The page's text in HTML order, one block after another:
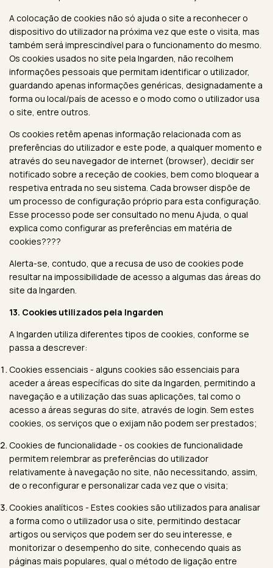
A colocação de cookies não só ajuda o site a reconhecer o
dispositivo do utilizador na próxima vez que este o visita, mas
também será imprescindível para o funcionamento do mesmo.
Os cookies usados no site pela Ingarden, não recolhem
informações pessoais que permitam identificar o utilizador,
guardando apenas informações genéricas, designadamente a
forma ou local/país de acesso e o modo como o utilizador usa
o site, entre outros.
Os cookies retêm apenas informação relacionada com as
preferências do utilizador e este pode, a qualquer momento e
através do seu navegador de internet (browser), decidir ser
notificado sobre a receção de cookies, bem como bloquear a
respetiva entrada no seu sistema. Cada browser dispõe de
um processo de configuração próprio para esta configuração.
Esse processo pode ser consultado no menu Ajuda, o qual
explica como configurar as preferências em matéria de
cookies????
Alerta-se, contudo, que a recusa de uso de cookies pode
resultar na impossibilidade de acesso a algumas das áreas do
site da Ingarden.
13. Cookies utilizados pela Ingarden
A Ingarden utiliza diferentes tipos de cookies, conforme se
passa a descrever:
Cookies essenciais - alguns cookies são essenciais para
aceder a áreas específicas do site da Ingarden, permitindo a
navegação e a utilização das suas aplicações, tal como o
acesso a áreas seguras do site, através de login. Sem estes
cookies, os serviços que o exijam não podem ser prestados;
Cookies de funcionalidade - os cookies de funcionalidade
permitem relembrar as preferências do utilizador
relativamente à navegação no site, não necessitando, assim,
de o reconfigurar e personalizar cada vez que o visita;
Cookies analíticos - Estes cookies são utilizados para analisar
a forma como o utilizador usa o site, permitindo destacar
artigos ou serviços que podem ser do seu interesse, e
monitorizar o desempenho do site, conhecendo quais as
páginas mais populares, qual o método de ligação entre